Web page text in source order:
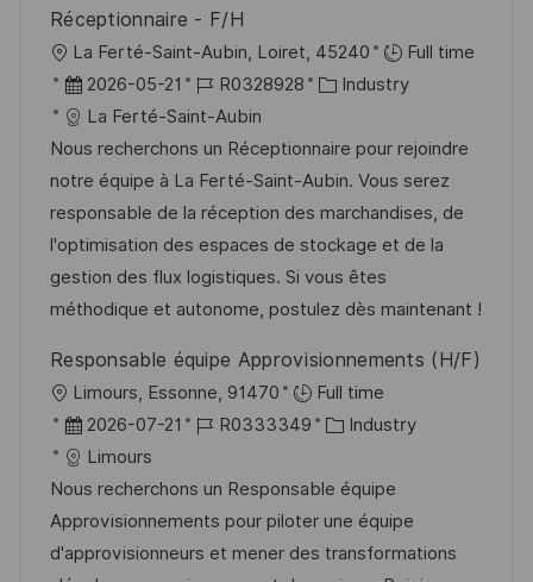
h
u
n
g
e
r
ö
f
f
e
n
t
l
i
c
h
u
n
g
Réceptionnaire - F/H
O
r
t
La Ferté-Saint-Aubin, Loiret, 45240
Full time
D
a
t
u
m
d
e
r
e
r
ö
f
f
e
n
2026-05-21
J
o
b
-
I
D
R0328928
K
t
e
g
o
r
i
Industry
La Ferté-Saint-Aubin
Nous recherchons un Réceptionnaire pour rejoindre
notre équipe à La Ferté-Saint-Aubin. Vous serez
responsable de la réception des marchandises, de
l'optimisation des espaces de stockage et de la
gestion des flux logistiques. Si vous êtes
méthodique et autonome, postulez dès maintenant !
Responsable équipe Approvisionnements (H/F)
O
r
t
Limours, Essonne, 91470
Full time
D
a
t
u
m
2026-07-21
J
b
-
I
R0333349
K
t
e
g
Industry
Limours
Nous recherchons un Responsable équipe
Approvisionnements pour piloter une équipe
d'approvisionneurs et mener des transformations